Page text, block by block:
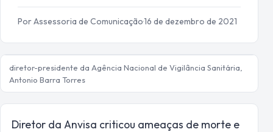
Por Assessoria de Comunicação·16 de dezembro de 2021
diretor-presidente da Agência Nacional de Vigilância Sanitária,
Antonio Barra Torres
Diretor da Anvisa criticou ameaças de morte e